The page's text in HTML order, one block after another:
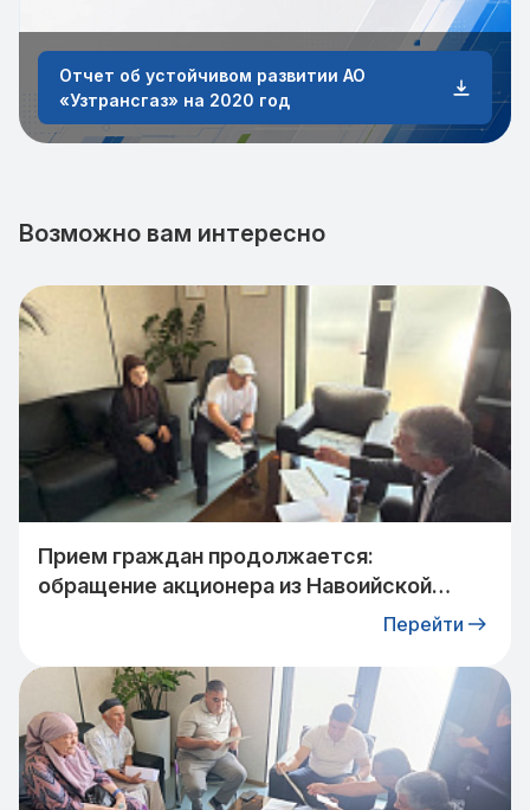
Отчет об устойчивом развитии АО
«Узтрансгаз» на 2020 год
Возможно вам интересно
Прием граждан продолжается:
обращение акционера из Навоийской
Перейти